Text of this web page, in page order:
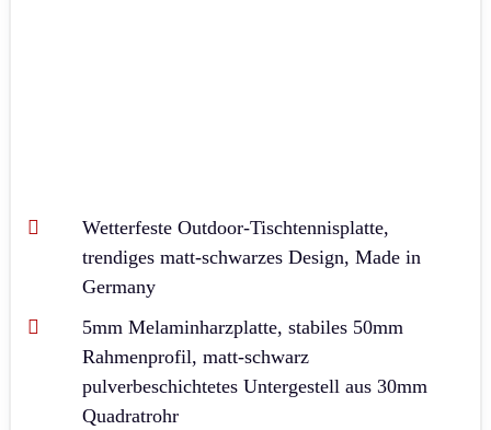
Wetterfeste Outdoor-Tischtennisplatte,
trendiges matt-schwarzes Design, Made in
Germany
5mm Melaminharzplatte, stabiles 50mm
Rahmenprofil, matt-schwarz
pulverbeschichtetes Untergestell aus 30mm
Quadratrohr